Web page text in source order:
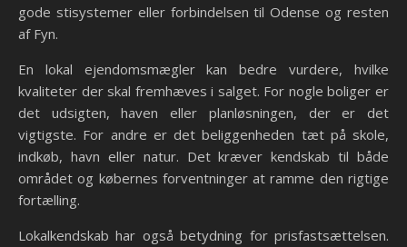
gode stisystemer eller forbindelsen til Odense og resten
af Fyn.
En lokal ejendomsmægler kan bedre vurdere, hvilke
kvaliteter der skal fremhæves i salget. For nogle boliger er
det udsigten, haven eller planløsningen, der er det
vigtigste. For andre er det beliggenheden tæt på skole,
indkøb, havn eller natur. Det kræver kendskab til både
området og købernes forventninger at ramme den rigtige
fortælling.
Lokalkendskab har også betydning for prisfastsættelsen.